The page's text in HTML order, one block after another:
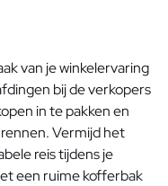
van je winkelervaring
bij de verkopers
in te pakken en
Vermijd het
reis tijdens je
een ruime kofferbak